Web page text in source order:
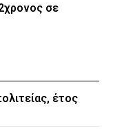
σε
έτος